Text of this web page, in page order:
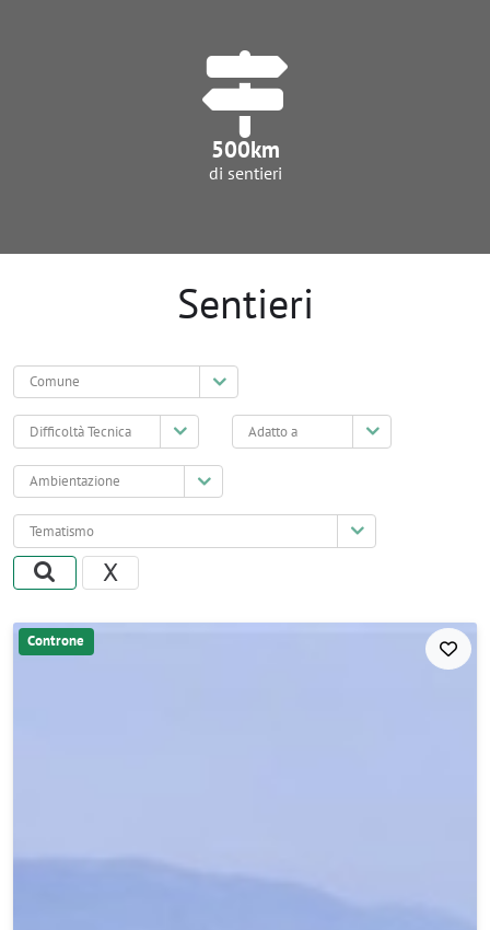
500km
di sentieri
Sentieri
Comune
Difficoltà
Tecnica
Adatto
Ambientazione
Tematismo
X
Controne